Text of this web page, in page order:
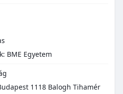
BME Egyetem
1118 Balogh Tihamér